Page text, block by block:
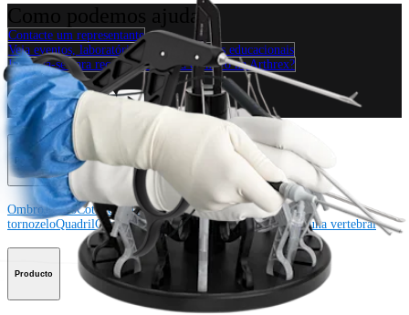
Como podemos ajudar?
Contacte um representante
Veja eventos, laboratórios e oportunidades educacionais
Inscreva-se para receber: O que há de novo na Arthrex?
Conecte-se conosco
Procedimento
OmbroJoelhoCotoveloMão e punhoPé e
tornozeloQuadrilOrtobiológicosCirurgia cardiotorácicaColuna vertebral
Producto